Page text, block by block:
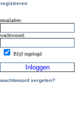
registreren
emailadres:
wachtwoord:
Blijf ingelogd
wachtwoord vergeten?